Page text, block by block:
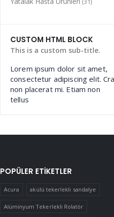
CUSTOM HTML BLOCK
This is a custom sub-title.
Lorem ipsum dolor sit amet,
consectetur adipiscing elit.
non placerat mi. Etiam non
tellus
POPÜLER ETIKETLER
Acura akülü tekerlekli sandalye
Alüminyum Tekerlekli Rolatör